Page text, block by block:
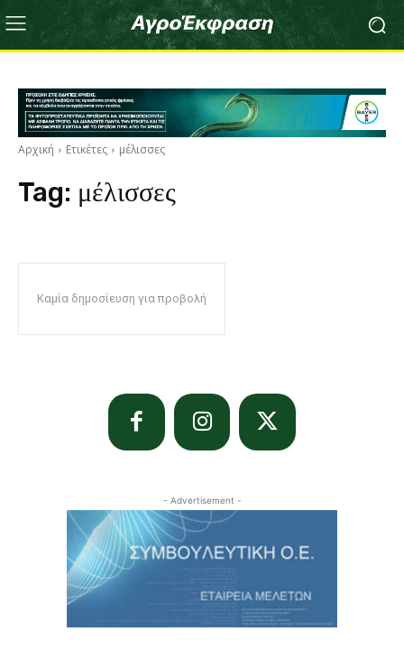
Αρχική Ετικέτες μέλισσες
Tag: μέλισσες
Καμία δημοσίευση για προβολή
- Advertisement -